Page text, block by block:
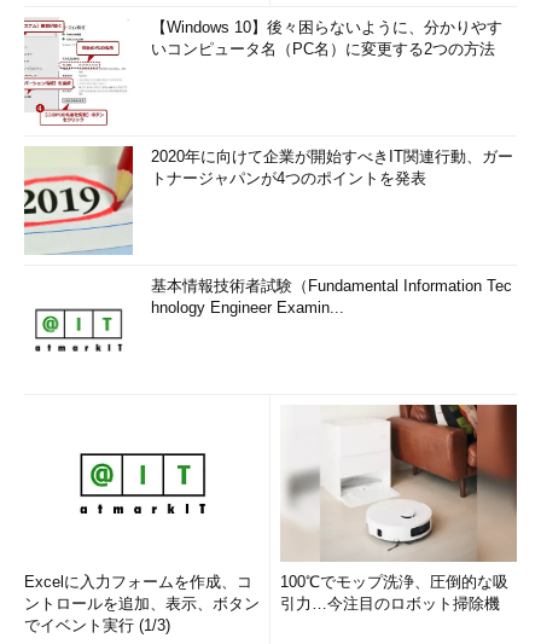
【Windows 10】後々困らないように、分かりやす
いコンピュータ名（PC名）に変更する2つの方法
2020年に向けて企業が開始すべきIT関連行動、ガー
トナージャパンが4つのポイントを発表
基本情報技術者試験（Fundamental Information Tec
hnology Engineer Examin...
Excelに入力フォームを作成、コ
ントロールを追加、表示、ボタン
でイベント実行 (1/3)
100℃でモップ洗浄、圧倒的な吸
引力…今注目のロボット掃除機